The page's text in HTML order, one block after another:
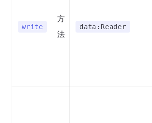
write
方
法
data:Reader